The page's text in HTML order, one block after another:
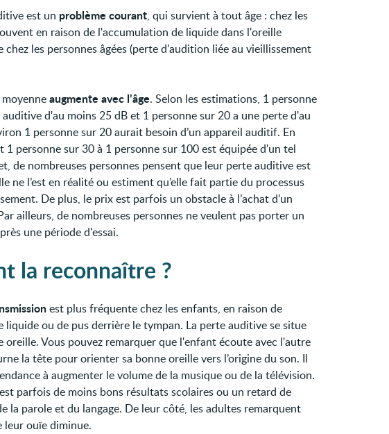
est un problème courant, qui survient à tout âge : chez les
en raison de l'accumulation de liquide dans l'oreille
chez les personnes âgées (perte d'audition liée au vieillissement
augmente avec l’âge. Selon les estimations, 1 personne
d'au moins 25 dB et 1 personne sur 20 a une perte d'au
1 personne sur 20 aurait besoin d’un appareil auditif. En
1 personne sur 30 à 1 personne sur 100 est équipée d'un tel
de nombreuses personnes pensent que leur perte auditive est
ne l’est en réalité ou estiment qu’elle fait partie du processus
De plus, le prix est parfois un obstacle à l’achat d’un
ailleurs, de nombreuses personnes ne veulent pas porter un
une période d'essai.
la reconnaître ?
est plus fréquente chez les enfants, en raison de
liquide ou de pus derrière le tympan. La perte auditive se situe
oreille. Vous pouvez remarquer que l'enfant écoute avec l'autre
la tête pour orienter sa bonne oreille vers l’origine du son. Il
à augmenter le volume de la musique ou de la télévision.
parfois de moins bons résultats scolaires ou un retard de
la parole et du langage. De leur côté, les adultes remarquent
leur ouïe diminue.